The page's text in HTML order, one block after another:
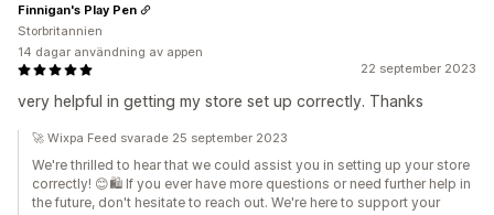
22 september 2023
very helpful in getting my store set up correctly. Thanks
Finnigan's Play Pen
Storbritannien
14 dagar användning av appen
🚀 Wixpa Feed svarade 25 september 2023
We're thrilled to hear that we could assist you in setting up your store
correctly! 😊🛍️ If you ever have more questions or need further help in
the future, don't hesitate to reach out. We're here to support your